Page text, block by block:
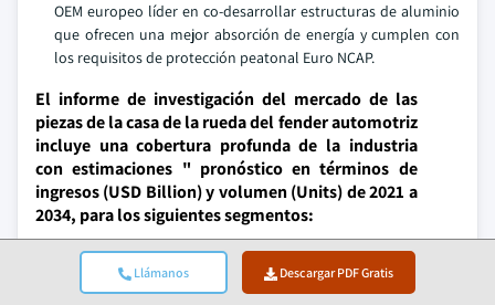
Llámanos Descargar PDF Gratis
OEM europeo líder en co-desarrollar estructuras de aluminio
que ofrecen una mejor absorción de energía y cumplen con
los requisitos de protección peatonal Euro NCAP.
El informe de investigación del mercado de las
piezas de la casa de la rueda del fender automotriz
incluye una cobertura profunda de la industria
con estimaciones " pronóstico en términos de
ingresos (USD Billion) y volumen (Units) de 2021 a
2034, para los siguientes segmentos:
Mercado, por producto
Paneles delanteros